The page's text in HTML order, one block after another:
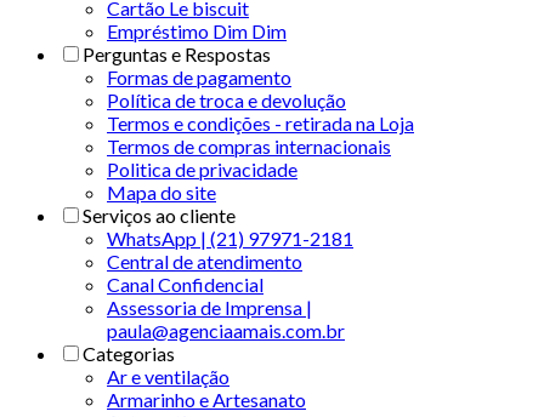
Cartão Le biscuit
Empréstimo Dim Dim
Perguntas e Respostas
Formas de pagamento
Política de troca e devolução
Termos e condições - retirada na Loja
Termos de compras internacionais
Politica de privacidade
Mapa do site
Serviços ao cliente
WhatsApp | (21) 97971-2181
Central de atendimento
Canal Confidencial
Assessoria de Imprensa |
paula@agenciaamais.com.br
Categorias
Ar e ventilação
Armarinho e Artesanato